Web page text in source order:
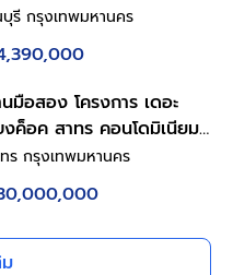
อินทรา ถนนเสรีไทย ใกล้
างสรรพสินค้า Central
และจุดขึ้นทางด่วน
ใช้สอย 157.58 ตร.ม.
ก์ชัน 4 ห้องนอน 2 ห้องน้ำ
จอดรถ บนทำเลศักยภาพ
ทางสะดวกเชื่อมต่อถนน
าภิบาล5 ถนนวัชรพล ถนน
Island และจุดขึ้น
ด่วน "ฉลองรัช"
รี กรุงเทพมหานคร
มือสอง โครงการ เดอะ
งค็อค สาทร คอนโดมิเนียม
ลางย่านธุรกิจสาทร 2 ห้อง
2 ห้องน้ำ พื้นที่ใช้สอย
ตร.ม. พร้อม Living
ชั้น 2 ห้องครัวพร้อม
น์เตอร์ครัว ที่จอดรถ 1 คัน
ร กรุงเทพมหานคร